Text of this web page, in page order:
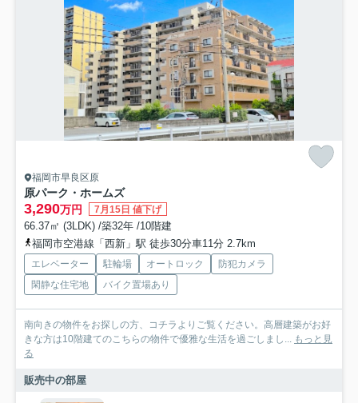
福岡市早良区原
原パーク・ホームズ
3,290万円 7月15日 値下げ
66.37㎡ (3LDK) /築32年 /10階建
福岡市空港線「西新」駅 徒歩30分車11分 2.7km
エレベーター 駐輪場 オートロック
防犯カメラ
閑静な住宅地
バイク置場あり
南向きの物件をお探しの方、コチラよりご覧ください。高層建築がお好
きな方は10階建てのこちらの物件で優雅な生活を過ごしまし... もっと見
る
販売中の部屋